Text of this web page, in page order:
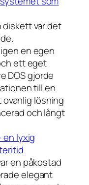
diskett var det
en egen
ett eget
DOS gjorde
till en
lösning
och långt
en lyxig
en påkostad
elegant